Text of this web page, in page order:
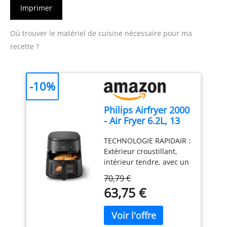
Imprimer
Où trouver le matériel de cuisine nécessaire pour ma
recette ?
Philips Airfryer 2000
- Air Fryer 6.2L, 13
tactile, Noir
TECHNOLOGIE RAPIDAIR :
Extérieur croustillant,
intérieur tendre, avec un
en étoile du Airfryer
Philips assure un flux
d'air parfait pour une
cuisson toujours rapide
70,79 €
63,75 €
-10%